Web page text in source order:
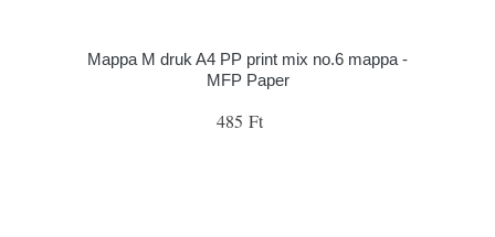
Mappa M druk A4 PP print mix no.6 mappa -
MFP Paper
485 Ft